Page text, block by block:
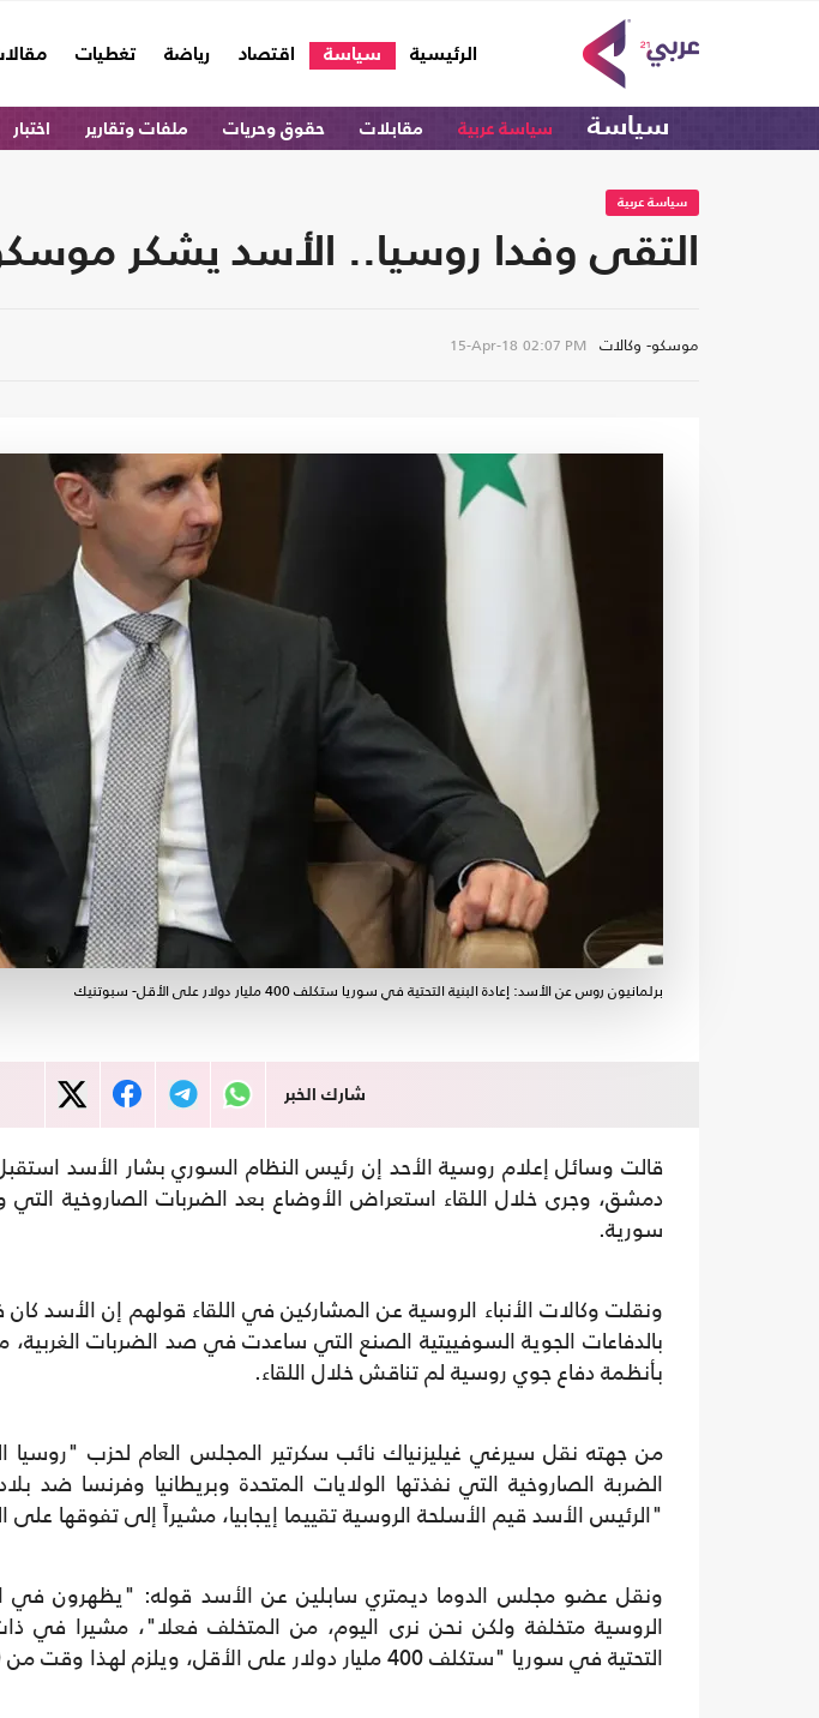
الرئيسية
(current) سياسة اقتصاد رياضة تغطيات
سياسة سياسة عربية مقابلات حقوق وحريات ملفات وتقارير اختبار
سياسة عربية
التقى وفدا روسيا.. الأسد يشكر موسكو
موسكو- وكالات 15-Apr-18 02:07 PM
برلمانيون روس عن الأسد: إعادة البنية التحتية في سوريا ستكلف 400 مليار دولار على الأقل- سبوتنيك
شارك الخبر
قالت وسائل إعلام روسية الأحد إن رئيس النظام السوري بشار الأسد
دمشق، وجرى خلال اللقاء استعراض الأوضاع بعد الضربات الصاروخية التي
سورية.
ونقلت وكالات الأنباء الروسية عن المشاركين في اللقاء قولهم إن الأسد
بالدفاعات الجوية السوفييتية الصنع التي ساعدت في صد الضربات
بأنظمة دفاع جوي روسية لم تناقش خلال اللقاء.
من جهته نقل سيرغي غيليزنياك نائب سكرتير المجلس العام لحزب "روسيا
الضربة الصاروخية التي نفذتها الولايات المتحدة وبريطانيا وفرنسا ضد
"الرئيس الأسد قيم الأسلحة الروسية تقييما إيجابيا، مشيراً إلى تفوقها على
ونقل عضو مجلس الدوما ديمتري سابلين عن الأسد قوله: "يظهرون في
الروسية متخلفة ولكن نحن نرى اليوم، من المتخلف فعلا"، مشيرا في
التحتية في سوريا "ستكلف 400 مليار دولار على الأقل، ويلزم لهذا وقت من 10 إلى 15 عاما".